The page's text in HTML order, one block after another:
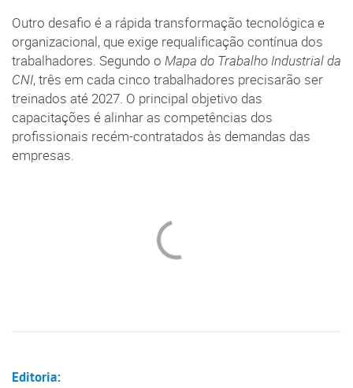
Outro desafio é a rápida transformação tecnológica e
organizacional, que exige requalificação contínua dos
trabalhadores. Segundo o Mapa do Trabalho Industrial da
CNI, três em cada cinco trabalhadores precisarão ser
treinados até 2027. O principal objetivo das
capacitações é alinhar as competências dos
profissionais recém-contratados às demandas das
empresas.
Editoria: